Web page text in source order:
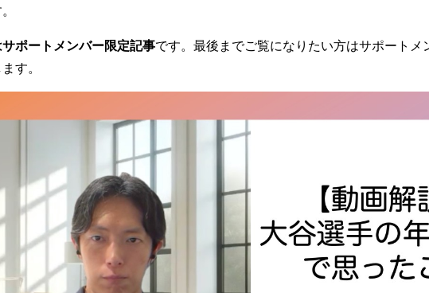
ポートメンバー限定記事です。最後までご覧になりたい方はサポートメ
す。